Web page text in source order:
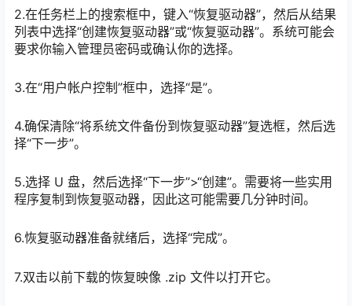
2.在任务栏上的搜索框中，键入“恢复驱动器”，然后从结果
列表中选择“创建恢复驱动器”或“恢复驱动器”。系统可能会
要求你输入管理员密码或确认你的选择。
3.在“用户帐户控制”框中，选择“是”。
4.确保清除“将系统文件备份到恢复驱动器”复选框，然后选
择“下一步”。
5.选择 U 盘，然后选择“下一步”>“创建”。需要将一些实用
程序复制到恢复驱动器，因此这可能需要几分钟时间。
6.恢复驱动器准备就绪后，选择“完成”。
7.双击以前下载的恢复映像 .zip 文件以打开它。